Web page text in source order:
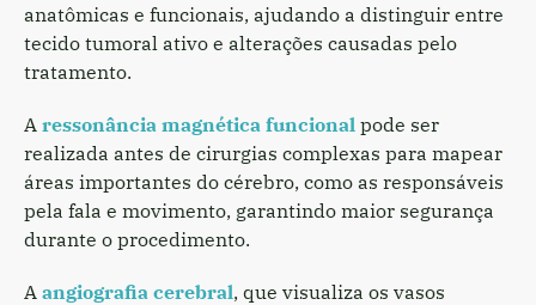
anatômicas e funcionais, ajudando a distinguir entre
tecido tumoral ativo e alterações causadas pelo
tratamento.
A ressonância magnética funcional pode ser
realizada antes de cirurgias complexas para mapear
áreas importantes do cérebro, como as responsáveis
pela fala e movimento, garantindo maior segurança
durante o procedimento.
A angiografia cerebral, que visualiza os vasos